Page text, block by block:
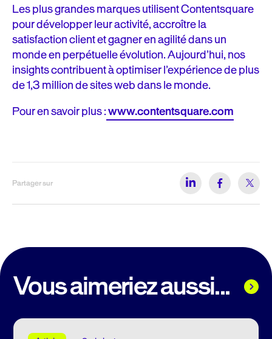
Les plus grandes marques utilisent Contentsquare
pour développer leur activité, accroître la
satisfaction client et gagner en agilité dans un
monde en perpétuelle évolution. Aujourd’hui, nos
insights contribuent à optimiser l’expérience de plus
de 1,3 million de sites web dans le monde.
Pour en savoir plus :www.contentsquare.com
Partager sur
Vous aimeriez aussi...